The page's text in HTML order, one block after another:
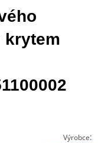
krytem
Výrobce: